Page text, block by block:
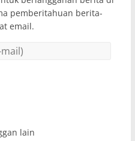
pemberitahuan berita-
email.
lain